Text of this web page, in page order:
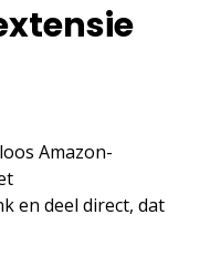
Amazon-
en deel direct, dat